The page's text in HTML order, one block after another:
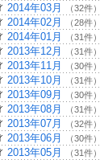
2014年03月 （32件）
2014年02月 （28件）
2014年01月 （31件）
2013年12月 （31件）
2013年11月 （30件）
2013年10月 （31件）
2013年09月 （30件）
2013年08月 （31件）
2013年07月 （32件）
2013年06月 （30件）
2013年05月 （31件）